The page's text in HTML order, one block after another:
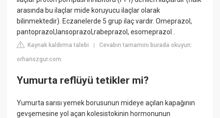
arasında bu ilaçlar mide koruyucu ilaçlar olarak
bilinmektedir). Eczanelerde 5 grup ilaç vardır. Omeprazol,
pantoprazol,lansoprazol,rabeprazol, esomeprazol .
Kaynak kaldırma talebi |Cevabın tamamını burada okuyun:
orhanozgur.com
Yumurta reflüyü tetikler mi?
Yumurta sarısı yemek borusunun mideye açılan kapağının
gevşemesine yol açan kolesistokinin hormonunun